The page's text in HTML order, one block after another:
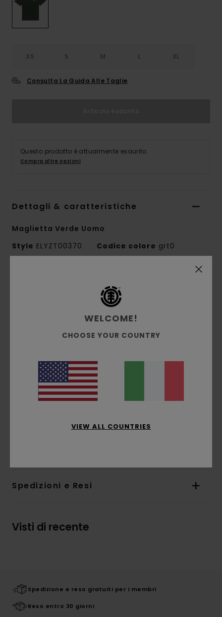
XS S M L XL
Consulta La Guida Alle Taglie
Questo prodotto è attualmente esaurito.
Compra altre opzioni
Dettagli & caratteristiche
Maglietta Verde Uomo
Style ELYZT00370 Codice colore grt0
collezione Timber x Element
jersey singolo di cotone biologico
vestibilità:vestibilità regular
Marcatura:stampa a base d'acqua su petto
e schiena
Etichetta esterna Timber x Element davanti
sul lato inferiore destro
seconda della posizione della stampa
Spedizioni e Resi
Visti di recente
Spedizione e reso gratuiti per i membri
Reso entro 30 giorni
WELCOME!
CHOOSE YOUR COUNTRY
VIEW ALL COUNTRIES